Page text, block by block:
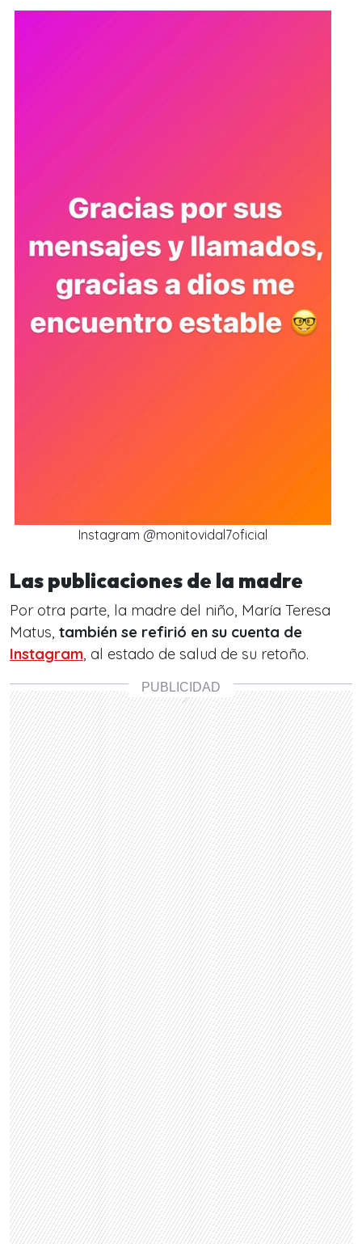
Instagram @monitovidal7oficial
Las publicaciones de la madre
Por otra parte, la madre del niño, María Teresa
Matus, también se refirió en su cuenta de
Instagram, al estado de salud de su retoño.